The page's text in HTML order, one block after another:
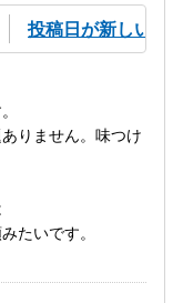
投稿日が新しい順
りません。味つけ
たいです。